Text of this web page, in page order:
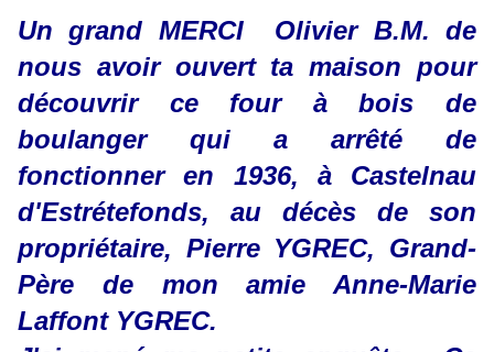
Un grand MERCI Olivier B.M. de
nous avoir ouvert ta maison pour
découvrir ce four à bois de
boulanger qui a arrêté de
fonctionner en 1936, à Castelnau
d'Estrétefonds, au décès de son
propriétaire, Pierre YGREC, Grand-
Père de mon amie Anne-Marie
Laffont YGREC.